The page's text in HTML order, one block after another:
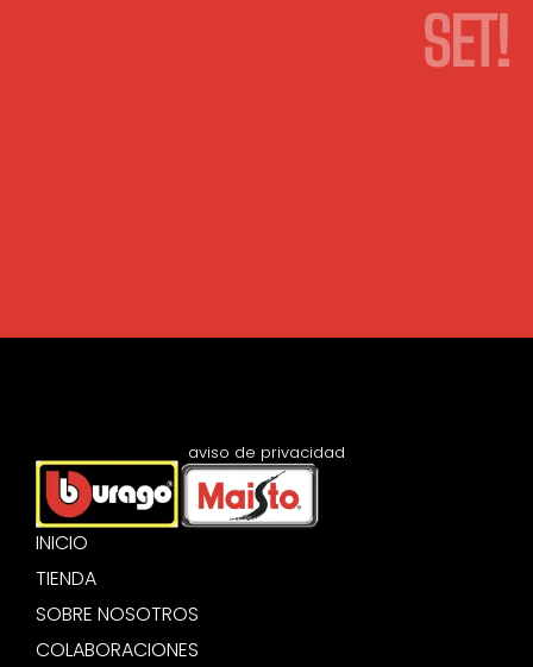
SET!
INICIO
TIENDA
SOBRE NOSOTROS
COLABORACIONES
aviso de privacidad